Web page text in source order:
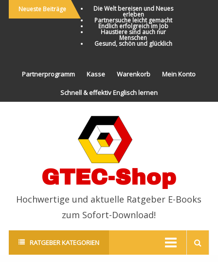
Neueste Beiträge Die Welt bereisen und Neues
erleben
Partnersuche leicht gemacht
Endlich erfolgreich im Job
Haustiere sind auch nur
Menschen
Gesund, schön und glücklich
Partnerprogramm Kasse Warenkorb Mein Konto
Schnell & effektiv Englisch lernen
GTEC-Shop
Hochwertige und aktuelle Ratgeber E-Books
zum Sofort-Download!
RATGEBER KATEGORIEN